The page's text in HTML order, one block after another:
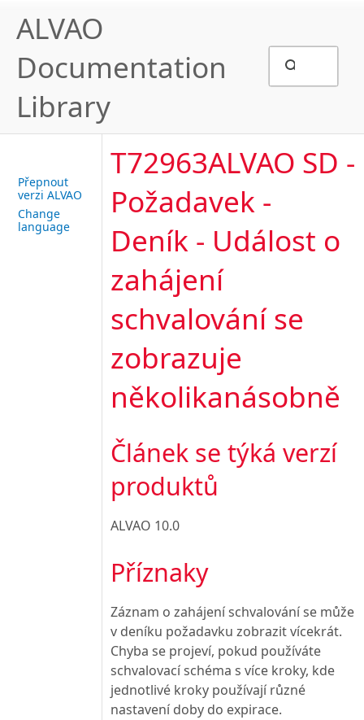
ALVAO
Documentation
Library
Přepnout
verzi ALVAO
Change
language
T72963ALVAO SD -
Požadavek -
Deník - Událost o
zahájení
schvalování se
zobrazuje
několikanásobně
Článek se týká verzí
produktů
ALVAO 10.0
Příznaky
Záznam o zahájení schvalování se může
v deníku požadavku zobrazit vícekrát.
Chyba se projeví, pokud používáte
schvalovací schéma s více kroky, kde
jednotlivé kroky používají různé
nastavení doby do expirace.